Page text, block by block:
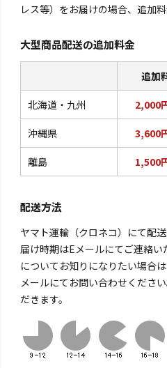
レス等）をお届けの場合、追加
大型商品配送の追加料金
追加
北海道・九州 2,000
沖縄県 3,600
離島 1,500
配送方法
ヤマト運輸（クロネコ）にて配
届け時期はEメールにてご連絡
についてお知りになりたい場合
メールにてお問い合わせくださ
だきます。